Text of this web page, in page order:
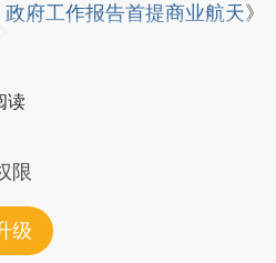
府工作报告首提商业航天》
读
限
级